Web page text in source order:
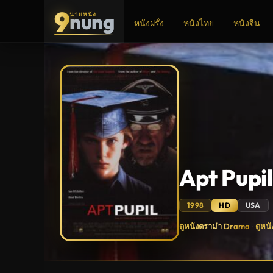
9นายหนัง
nung หนังฝรั่ง หนังไทย หนังจีน
ADS
Apt
1998 HD USA
Apt
Pupil
หลักสูตร
ดูหนังดราม่า Drama · ดูหนั